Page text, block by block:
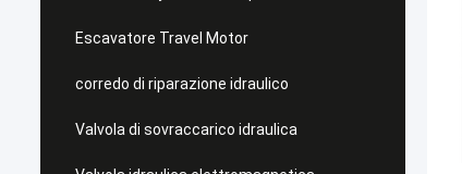
Escavatore Travel Motor
corredo di riparazione idraulico
Valvola di sovraccarico idraulica